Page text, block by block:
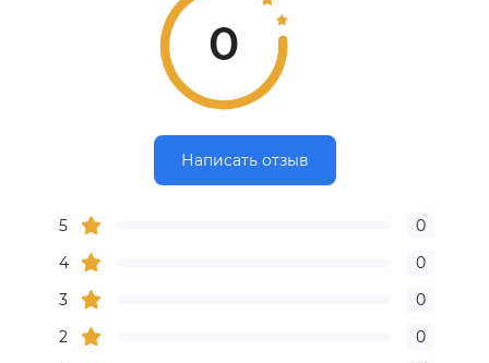
0
Написать отзыв
5
0
4
0
3
0
2
0